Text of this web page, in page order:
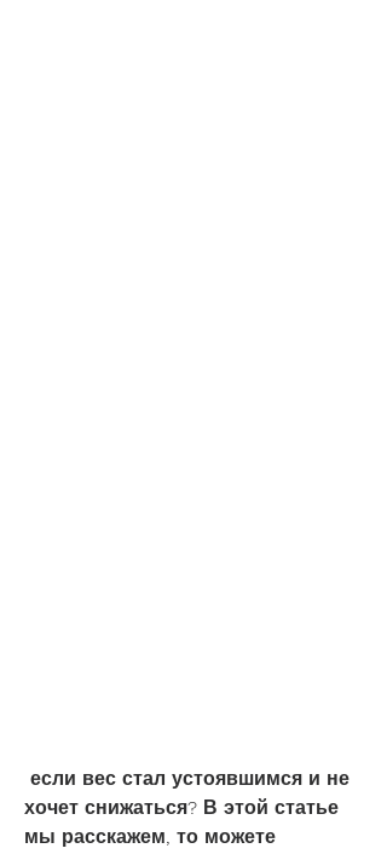
хочет снижаться? В этой статье
мы расскажем, то можете